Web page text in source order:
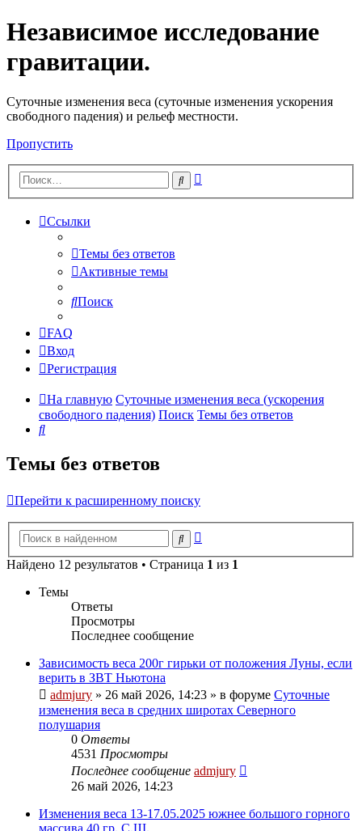
Независимое исследование
гравитации.
Cуточные изменения веса (суточные изменения ускорения
свободного падения) и рельеф местности.
Пропустить
Поиск
Ссылки
Темы без ответов
Активные темы
Поиск
FAQ
Вход
Регистрация
На главную Суточные изменения веса (ускорения
свободного падения) Поиск Темы без ответов
Поиск
Темы без ответов
Перейти к расширенному поиску
Поиск
Найдено 12 результатов • Страница 1 из 1
Темы
Ответы
Просмотры
Последнее сообщение
Зависимость веса 200г гирьки от положения Луны, если
верить в ЗВТ Ньютона
admjury » 26 май 2026, 14:23 » в форуме Суточные
изменения веса в средних широтах Северного
полушария
0 Ответы
4531 Просмотры
Последнее сообщение admjury
26 май 2026, 14:23
Изменения веса 13-17.05.2025 южнее большого горного
массива 40 гр. С.Ш.